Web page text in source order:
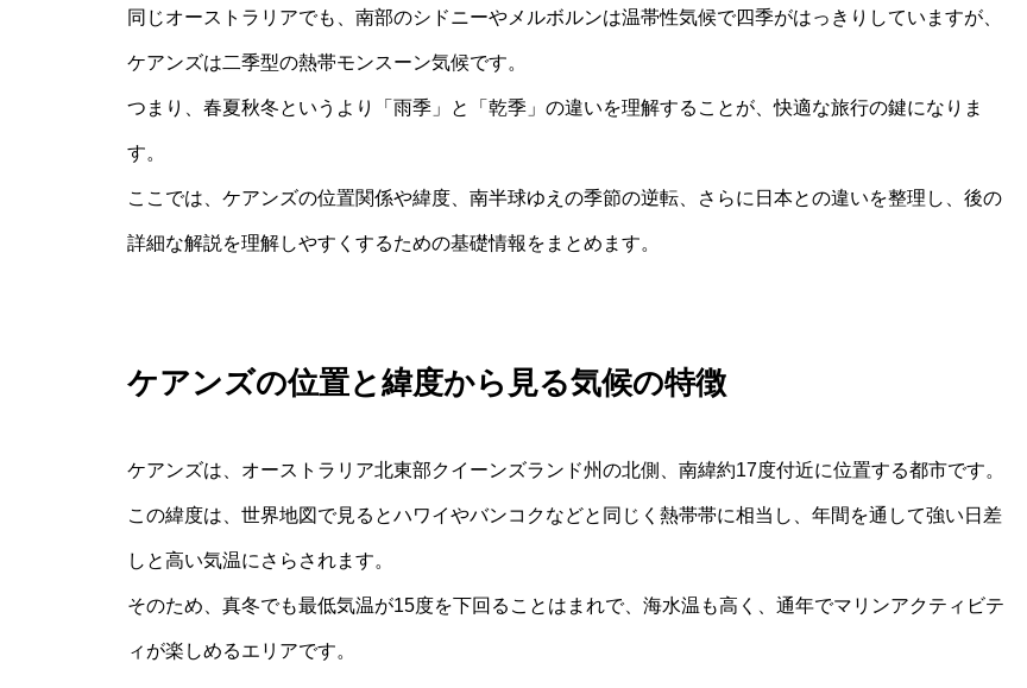
同じオーストラリアでも、南部のシドニーやメルボルンは温帯性気候で四季がはっきりしていますが、
ケアンズは二季型の熱帯モンスーン気候です。
つまり、春夏秋冬というより「雨季」と「乾季」の違いを理解することが、快適な旅行の鍵になりま
す。
ここでは、ケアンズの位置関係や緯度、南半球ゆえの季節の逆転、さらに日本との違いを整理し、後の
詳細な解説を理解しやすくするための基礎情報をまとめます。
ケアンズの位置と緯度から見る気候の特徴
ケアンズは、オーストラリア北東部クイーンズランド州の北側、南緯約17度付近に位置する都市です。
この緯度は、世界地図で見るとハワイやバンコクなどと同じく熱帯帯に相当し、年間を通して強い日差
しと高い気温にさらされます。
そのため、真冬でも最低気温が15度を下回ることはまれで、海水温も高く、通年でマリンアクティビテ
ィが楽しめるエリアです。